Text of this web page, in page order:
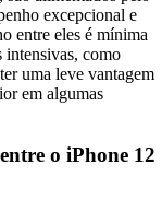
excepcional e
entre eles é mínima
intensivas, como
uma leve vantagem
em algumas
o iPhone 12